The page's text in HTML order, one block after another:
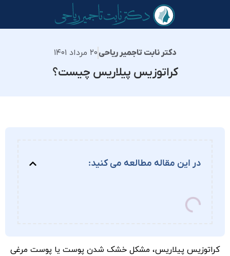
دکتر نابت تاجمیر ریاحی۲۰ مرداد ۱۴۰۱
کراتوزیس پیلاریس چیست؟
در این مقاله مطالعه می کنید:
کراتوزیس پیلاریس، مشکل خشک شدن پوست یا پوست مرغی